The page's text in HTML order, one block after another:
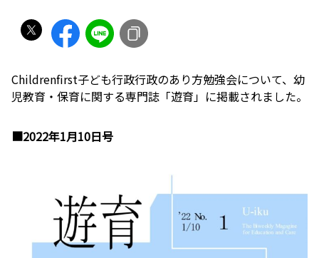
Childrenfirst子ども行政行政のあり方勉強会について、幼
児教育・保育に関する専門誌「遊育」に掲載されました。
■2022年1月10日号